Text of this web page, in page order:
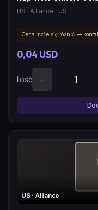
US · Alliance · US
Cena może się różnić —
0,04 USD
Ilość −
US · Alliance